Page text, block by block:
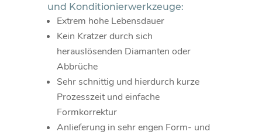
und Konditionierwerkzeuge:
Extrem hohe Lebensdauer
Kein Kratzer durch sich
herauslösenden Diamanten oder
Abbrüche
Sehr schnittig und hierdurch kurze
Prozesszeit und einfache
Formkorrektur
Anlieferung in sehr engen Form- und